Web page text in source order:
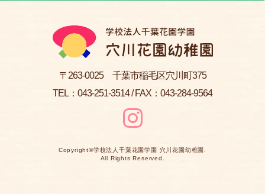
〒263-0025 千葉市稲毛区穴川町375
TEL： 043-251-3514/ FAX：043-284-9564
Copyright©学校法人千葉花園学園 穴川花園幼稚園
All Rights Reserved.